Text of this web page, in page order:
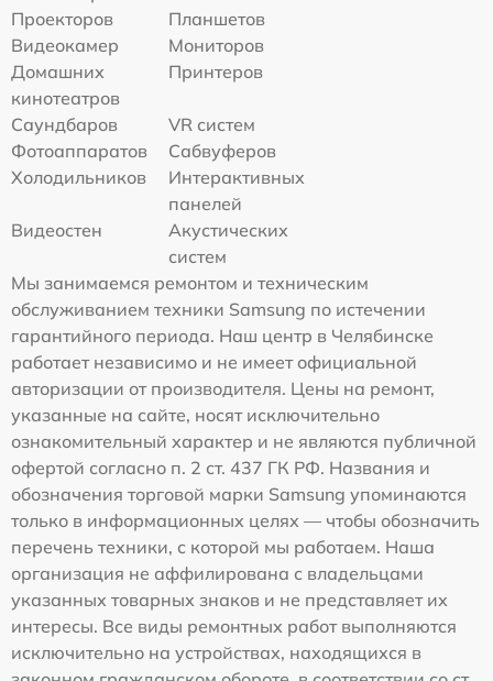
Проекторов
Планшетов
Видеокамер
Мониторов
Домашних
кинотеатров
Принтеров
Саундбаров
VR систем
Фотоаппаратов
Сабвуферов
Холодильников
Интерактивных
панелей
Видеостен
Акустических
систем
Мы занимаемся ремонтом и техническим
обслуживанием техники Samsung по истечении
гарантийного периода. Наш центр в Челябинске
работает независимо и не имеет официальной
авторизации от производителя. Цены на ремонт,
указанные на сайте, носят исключительно
ознакомительный характер и не являются публичной
офертой согласно п. 2 ст. 437 ГК РФ. Названия и
обозначения торговой марки Samsung упоминаются
только в информационных целях — чтобы обозначить
перечень техники, с которой мы работаем. Наша
организация не аффилирована с владельцами
указанных товарных знаков и не представляет их
интересы. Все виды ремонтных работ выполняются
исключительно на устройствах, находящихся в